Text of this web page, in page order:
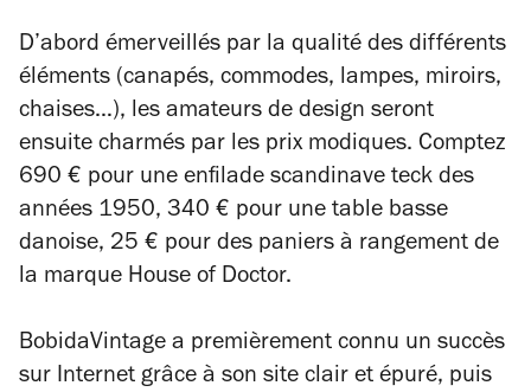
D’abord émerveillés par la qualité des différents
éléments (canapés, commodes, lampes, miroirs,
chaises…), les amateurs de design seront
ensuite charmés par les prix modiques. Comptez
690 € pour une enfilade scandinave teck des
années 1950, 340 € pour une table basse
danoise, 25 € pour des paniers à rangement de
la marque House of Doctor.
BobidaVintage a premièrement connu un succès
sur Internet grâce à son site clair et épuré, puis